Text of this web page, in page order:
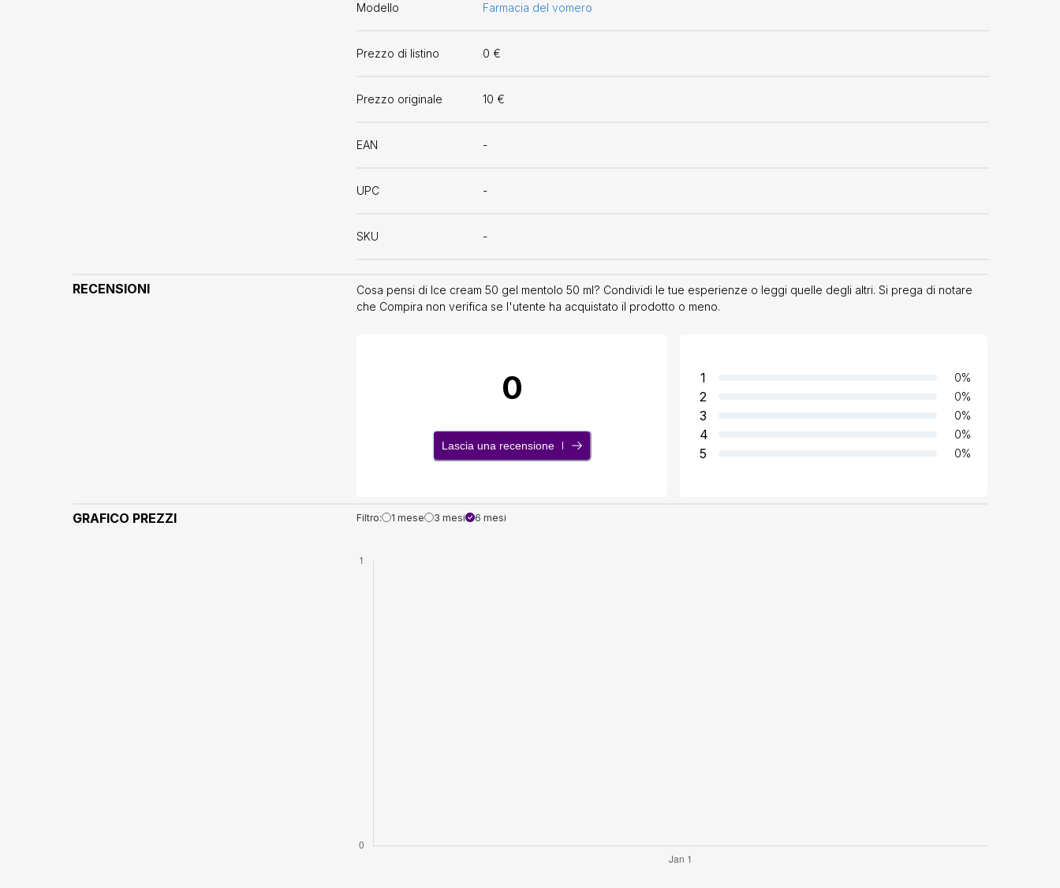
Modello Farmacia del vomero
Prezzo di listino 0 €
Prezzo originale 10 €
EAN -
UPC -
SKU -
RECENSIONI
Cosa pensi di Ice cream 50 gel mentolo 50 ml? Condividi le tue esperienze o leggi quelle degli altri. Si prega di notare
che Compira non verifica se l'utente ha acquistato il prodotto o meno.
0
Lascia una recensione
1 0%
2 0%
3 0%
4 0%
5 0%
GRAFICO PREZZI Filtro: 1 mese 3 mesi 6 mesi